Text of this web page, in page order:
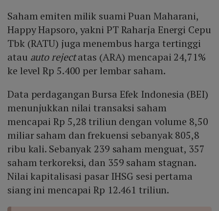
Saham emiten milik suami Puan Maharani,
Happy Hapsoro, yakni PT Raharja Energi Cepu
Tbk (RATU) juga menembus harga tertinggi
atau auto rejectatas (ARA) mencapai 24,71%
ke level Rp 5.400 per lembar saham.
Data perdagangan Bursa Efek Indonesia (BEI)
menunjukkan nilai transaksi saham
mencapai Rp 5,28 triliun dengan volume 8,50
miliar saham dan frekuensi sebanyak 805,8
ribu kali. Sebanyak 239 saham menguat, 357
saham terkoreksi, dan 359 saham stagnan.
Nilai kapitalisasi pasar IHSG sesi pertama
siang ini mencapai Rp 12.461 triliun.